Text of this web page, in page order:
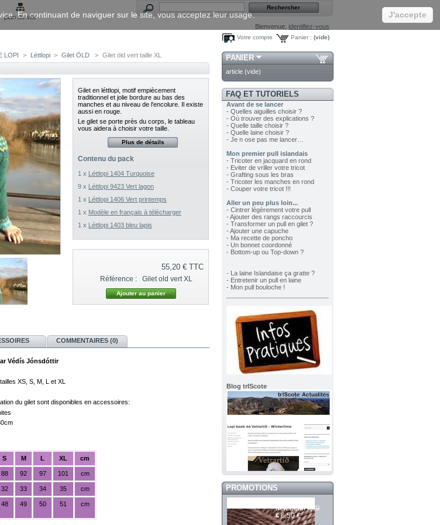
plan du site
Bienvenue, identifiez-vous
Panier : (vide)
Votre compte
LOPI > Léttlopi > Gilet ÖLD > Gilet öld vert taille XL
Gilet en léttlopi, motif empiècement
traditionnel et jolie bordure au bas des
manches et au niveau de l'encolure. Il existe
aussi en rouge.
Le gilet se porte près du corps, le tableau
vous aidera à choisir votre taille.
Plus de détails
Contenu du pack
1 x
Léttlopi 1404 Turquoise
9 x
Léttlopi 9423 Vert lagon
1 x
Léttlopi 1406 Vert printemps
1 x Modèle en français à télécharger
1 x
Léttlopi 1403 bleu lapis
55,20 €TTC
Référence :
Gilet old vert XL
COMMENTAIRES (0)
Védís Jónsdóttir
XS, S, M, L et XL
du gilet sont disponibles en accessoires:
S M L XL cm
88 92 97 101 cm
32 33 34 35 cm
48 49 50 51 cm
PANIER
article (vide)
FAQ ET TUTORIELS
Avant de se lancer
- Quelles aiguilles choisir ?
- Où trouver des explications ?
- Quelle taille choisir ?
- Quelle laine choisir ?
- Je n ose pas me lancer…
Mon premier pull islandais
- Tricoter en jacquard en rond
- Eviter de vriller votre tricot
- Grafting sous les bras
- Tricoter les manches en rond
- Couper votre tricot !!!
Aller un peu plus loin...
- Cintrer légèrement votre pull
- Ajouter des rangs raccourcis
- Transformer un pull en gilet ?
- Ajouter une capuche
- Ma recette de poncho
- Un bonnet coordonné
- Bottom-up ou Top-down ?
- La laine Islandaise ça gratte ?
- Entretenir un pull en laine
- Mon pull bouloche !
Blog trIScote
PROMOTIONS
New Dawn 6,70
€ 6,50 €
En continuant de naviguer sur le site, vous acceptez leur usage. J'accepte